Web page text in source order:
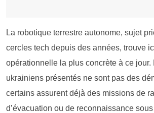
La robotique terrestre autonome, sujet
cercles tech depuis des années, trouve
opérationnelle la plus concrète à ce jour.
ukrainiens présentés ne sont pas des
certains assurent déjà des missions de
d’évacuation ou de reconnaissance